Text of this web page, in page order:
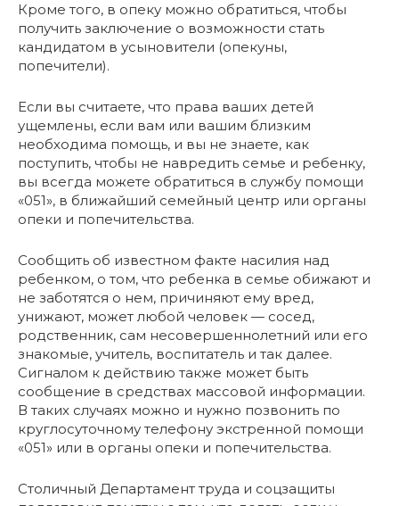
Кроме того, в опеку можно обратиться, чтобы
получить заключение о возможности стать
кандидатом в усыновители (опекуны,
попечители).
Если вы считаете, что права ваших детей
ущемлены, если вам или вашим близким
необходима помощь, и вы не знаете, как
поступить, чтобы не навредить семье и ребенку,
вы всегда можете обратиться в службу помощи
«051», в ближайший семейный центр или органы
опеки и попечительства.
Сообщить об известном факте насилия над
ребенком, о том, что ребенка в семье обижают и
не заботятся о нем, причиняют ему вред,
унижают, может любой человек — сосед,
родственник, сам несовершеннолетний или его
знакомые, учитель, воспитатель и так далее.
Сигналом к действию также может быть
сообщение в средствах массовой информации.
В таких случаях можно и нужно позвонить по
круглосуточному телефону экстренной помощи
«051» или в органы опеки и попечительства.
Столичный Департамент труда и соцзащиты